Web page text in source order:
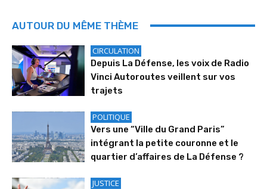
AUTOUR DU MÊME THÈME
CIRCULATION
Depuis La Défense, les voix de Radio
Vinci Autoroutes veillent sur vos
trajets
POLITIQUE
Vers une “Ville du Grand Paris”
intégrant la petite couronne et le
quartier d’affaires de La Défense ?
JUSTICE